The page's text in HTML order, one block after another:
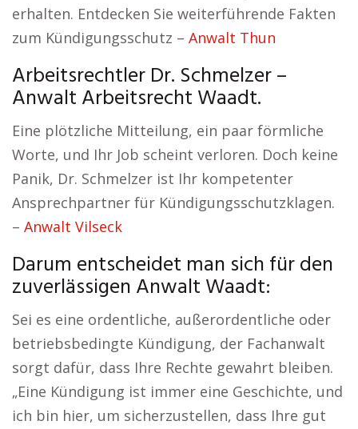
erhalten. Entdecken Sie weiterführende Fakten
zum Kündigungsschutz – Anwalt Thun
Arbeitsrechtler Dr. Schmelzer –
Anwalt Arbeitsrecht Waadt.
Eine plötzliche Mitteilung, ein paar förmliche
Worte, und Ihr Job scheint verloren. Doch keine
Panik, Dr. Schmelzer ist Ihr kompetenter
Ansprechpartner für Kündigungsschutzklagen.
– Anwalt Vilseck
Darum entscheidet man sich für den
zuverlässigen Anwalt Waadt:
Sei es eine ordentliche, außerordentliche oder
betriebsbedingte Kündigung, der Fachanwalt
sorgt dafür, dass Ihre Rechte gewahrt bleiben.
„Eine Kündigung ist immer eine Geschichte, und
ich bin hier, um sicherzustellen, dass Ihre gut